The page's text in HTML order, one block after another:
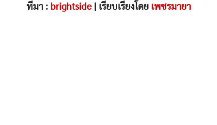
ที่มา : brightside| เรียบเรียงโดย เพชรมายา